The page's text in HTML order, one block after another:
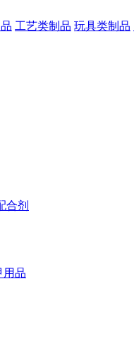
工艺类制品 玩具类制品
合剂
用品